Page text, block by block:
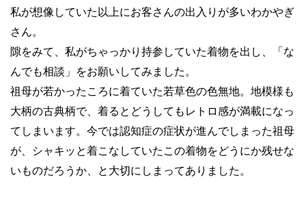
私が想像していた以上にお客さんの出入りが多いわかやぎ
さん。
隙をみて、私がちゃっかり持参していた着物を出し、「な
んでも相談」をお願いしてみました。
祖母が若かったころに着ていた若草色の色無地。地模様も
大柄の古典柄で、着るとどうしてもレトロ感が満載になっ
てしまいます。今では認知症の症状が進んでしまった祖母
が、シャキッと着こなしていたこの着物をどうにか残せな
いものだろうか、と大切にしまってありました。